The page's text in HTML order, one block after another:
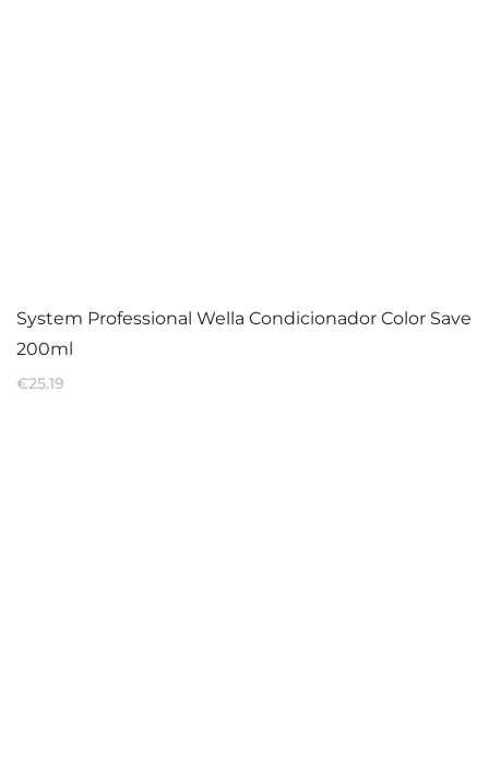
System Professional Wella Condicionador Color Save
200ml
€25.19